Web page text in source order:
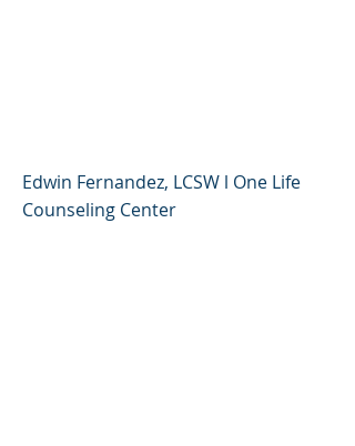
Edwin Fernandez, LCSW l One Life
Counseling Center